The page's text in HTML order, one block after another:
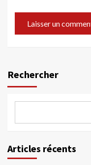
Rechercher
Articles récents